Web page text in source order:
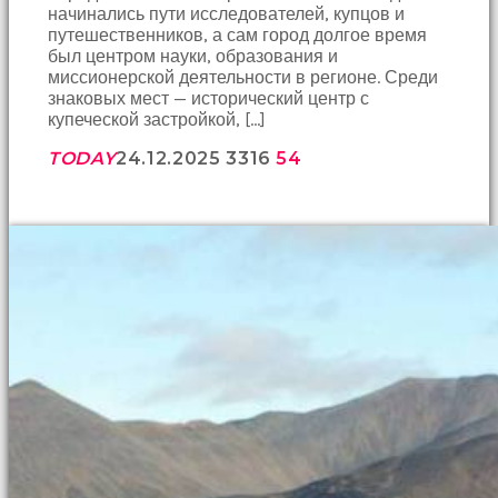
hayatının
erkeğini
bulamamıştır
porno
yüzden
erkeklerden
kız
olmak
ister
начинались пути исследователей, купцов и
путешественников, а сам город долгое время
был центром науки, образования и
миссионерской деятельности в регионе. Среди
знаковых мест — исторический центр с
купеческой застройкой, […]
TODAY24.12.2025 3316 54